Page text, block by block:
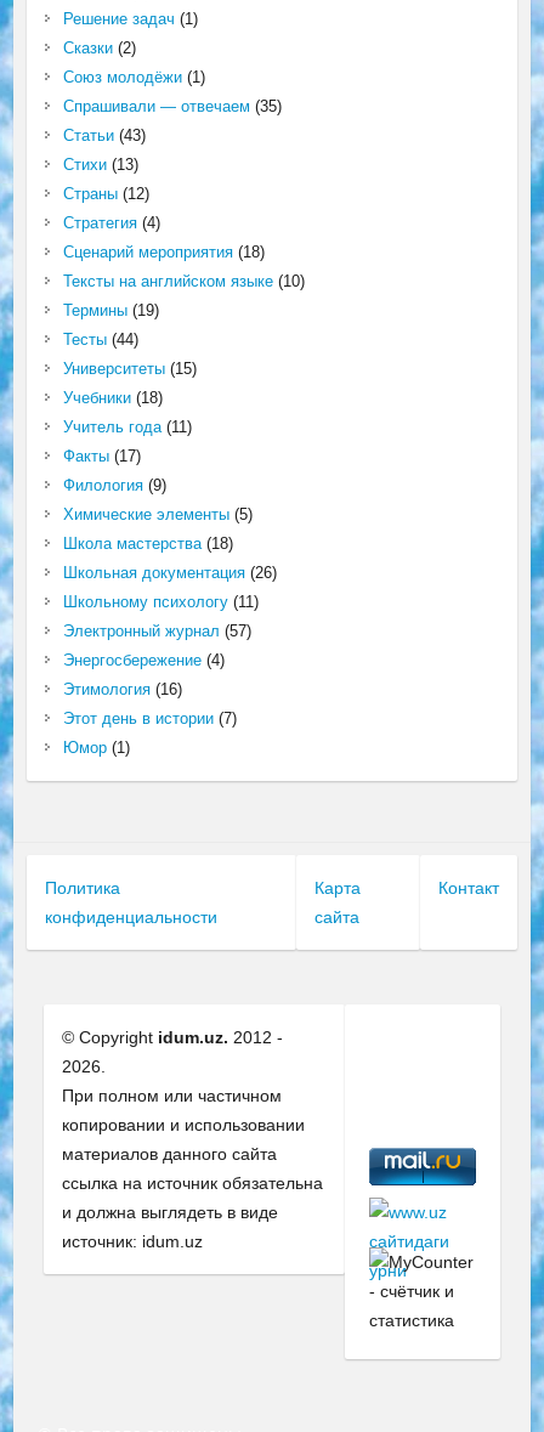
Решение задач (1)
Сказки(2)
Союз молодёжи(1)
Спрашивали — отвечаем (35)
Статьи(43)
Стихи(13)
Страны(12)
Стратегия(4)
Сценарий мероприятия(18)
Тексты на английском языке(10)
Термины(19)
Тесты(44)
Университеты(15)
Учебники(18)
Учитель года(11)
Факты(17)
Филология(9)
Химические элементы(5)
Школа мастерства(18)
Школьная документация(26)
Школьному психологу(11)
Электронный журнал (57)
Энергосбережение(4)
Этимология(16)
Этот день в истории(7)
Юмор(1)
Политика
конфиденциальности
Карта
сайта
Контакт
© Copyright idum.uz. 2012 -
2026.
При полном или частичном
копировании и использовании
материалов данного сайта
ссылка на источник обязательна
и должна выглядеть в виде
источник: idum.uz